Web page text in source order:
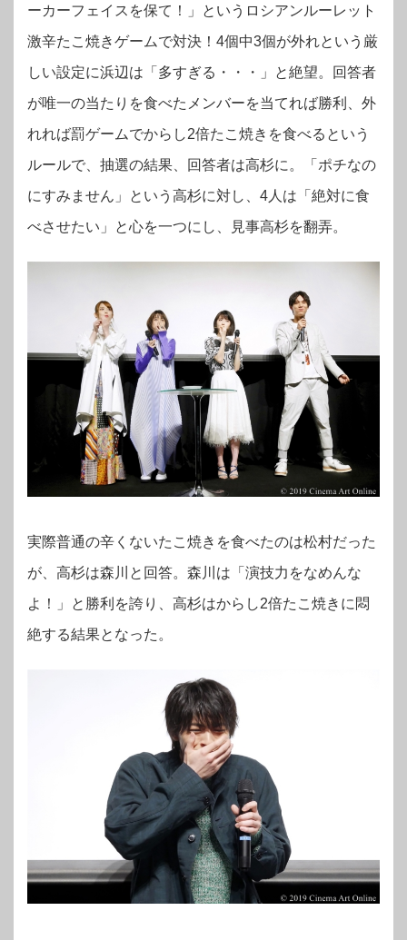
ーカーフェイスを保て！」というロシアンルーレット
激辛たこ焼きゲームで対決！4個中3個が外れという厳
しい設定に浜辺は「多すぎる・・・」と絶望。回答者
が唯一の当たりを食べたメンバーを当てれば勝利、外
れれば罰ゲームでからし2倍たこ焼きを食べるという
ルールで、抽選の結果、回答者は高杉に。「ポチなの
にすみません」という高杉に対し、4人は「絶対に食
べさせたい」と心を一つにし、見事高杉を翻弄。
実際普通の辛くないたこ焼きを食べたのは松村だった
が、高杉は森川と回答。森川は「演技力をなめんな
よ！」と勝利を誇り、高杉はからし2倍たこ焼きに悶
絶する結果となった。